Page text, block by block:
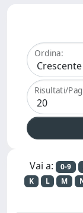
Ordina:
Risultati/
Vai a: 0-9
K
L M